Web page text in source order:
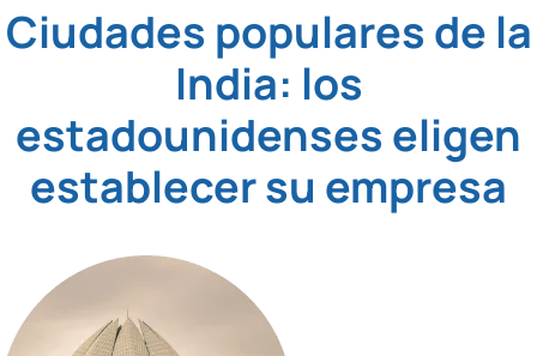
Ciudades populares de la
India: los
estadounidenses eligen
establecer su empresa